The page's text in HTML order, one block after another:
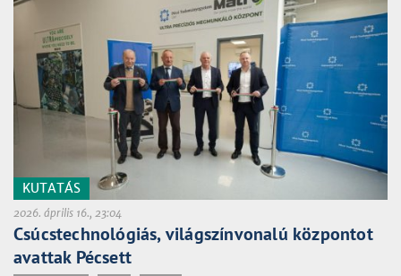
KUTATÁS
2026. április 16., 23:04
Csúcstechnológiás, világszínvonalú központot
avattak Pécsett